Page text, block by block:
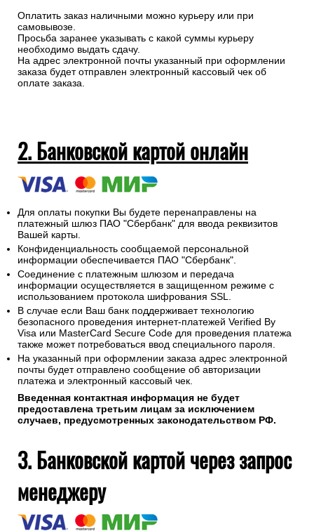
Оплатить заказ наличными можно курьеру или при
самовывозе.
Просьба заранее указывать с какой суммы курьеру
необходимо выдать сдачу.
На адрес электронной почты указанный при оформлении
заказа будет отправлен электронный кассовый чек об
оплате заказа.
2. Банковской картой онлайн
Для оплаты покупки Вы будете перенаправлены на
платежный шлюз ПАО "Сбербанк" для ввода реквизитов
Вашей карты.
Конфиденциальность сообщаемой персональной
информации обеспечивается ПАО "Сбербанк".
Соединение с платежным шлюзом и передача
информации осуществляется в защищенном режиме с
использованием протокола шифрования SSL.
В случае если Ваш банк поддерживает технологию
безопасного проведения интернет-платежей Verified By
Visa или MasterCard Secure Code для проведения платежа
также может потребоваться ввод специального пароля.
На указанный при оформлении заказа адрес электронной
почты будет отправлено сообщение об авторизации
платежа и электронный кассовый чек.
Введенная контактная информация не будет
предоставлена третьим лицам за исключением
случаев, предусмотренных законодательством РФ.
3. Банковской картой через запрос
менеджеру